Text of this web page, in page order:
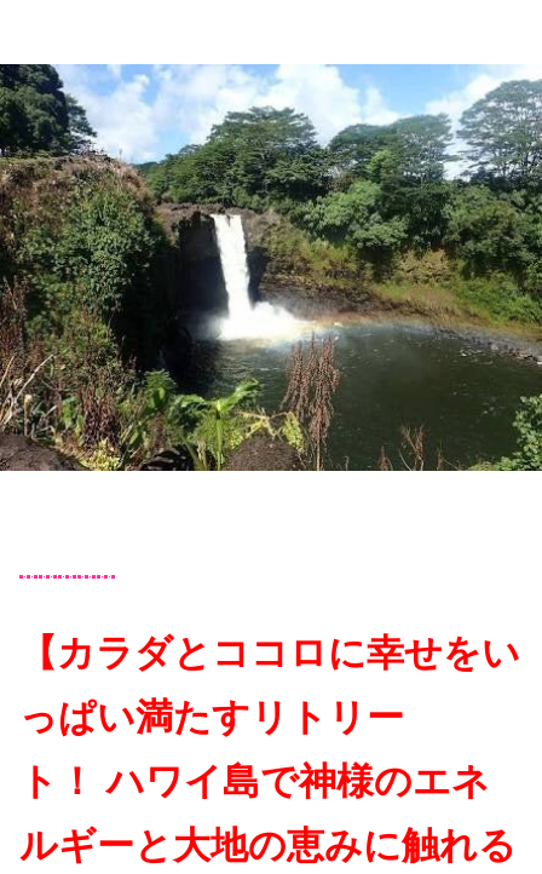
【カラダとココロに幸せをい
っぱい満たすリトリー
ト！ハワイ島で神様のエネ
ルギーと大地の恵みに触れる